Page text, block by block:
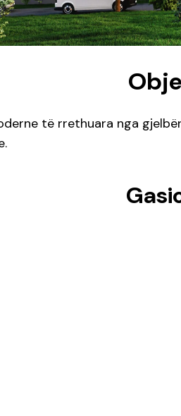
të rrethuara nga